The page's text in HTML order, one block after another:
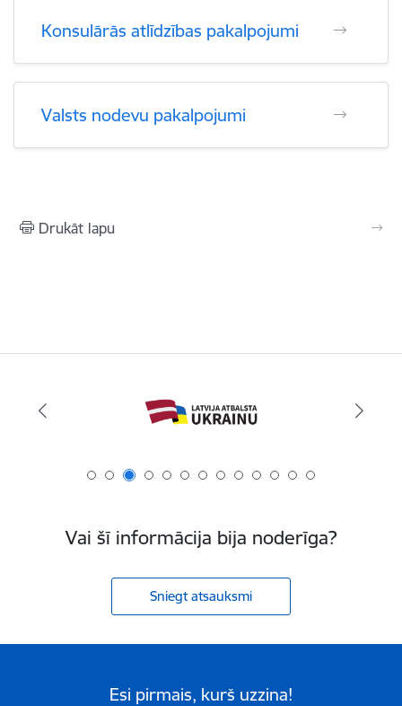
Konsulārās atlīdzības pakalpojumi
Valsts nodevu pakalpojumi
Drukāt lapu
Vai šī informācija bija noderīga?
Sniegt atsauksmi
Esi pirmais, kurš uzzina!